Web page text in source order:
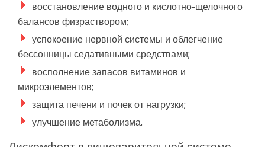
восстановление водного и кислотно-щелочного
балансов физраствором;
успокоение нервной системы и облегчение
бессонницы седативными средствами;
восполнение запасов витаминов и
микроэлементов;
защита печени и почек от нагрузки;
улучшение метаболизма.